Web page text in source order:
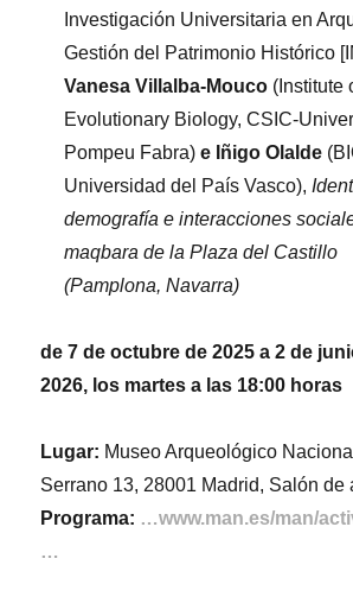
Investigación Universitaria en
Gestión del Patrimonio Histórico
Vanesa Villalba-Mouco (Institute
Evolutionary Biology, CSIC-
Pompeu Fabra)e Iñigo Olalde
Universidad del País Vasco),
demografía e interacciones
maqbara de la Plaza del Castillo
(Pamplona, Navarra)
de 7 de octubre de 2025 a 2 de
2026, los martes a las 18:00 horas
Lugar: Museo Arqueológico
Serrano 13, 28001 Madrid, Salón de
Programa: …www.man.es/man/
…